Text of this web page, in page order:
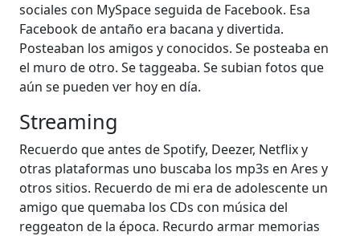
sociales con MySpace seguida de Facebook. Esa
Facebook de antaño era bacana y divertida.
Posteaban los amigos y conocidos. Se posteaba en
el muro de otro. Se taggeaba. Se subian fotos que
aún se pueden ver hoy en día.
Streaming
Recuerdo que antes de Spotify, Deezer, Netflix y
otras plataformas uno buscaba los mp3s en Ares y
otros sitios. Recuerdo de mi era de adolescente un
amigo que quemaba los CDs con música del
reggeaton de la época. Recurdo armar memorias